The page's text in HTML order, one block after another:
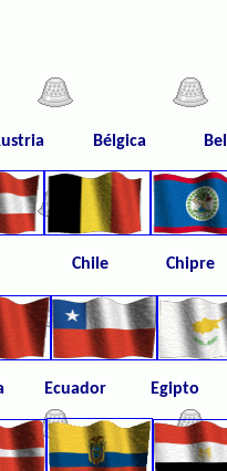
Bélgica
Chile
Ecuador Egipto